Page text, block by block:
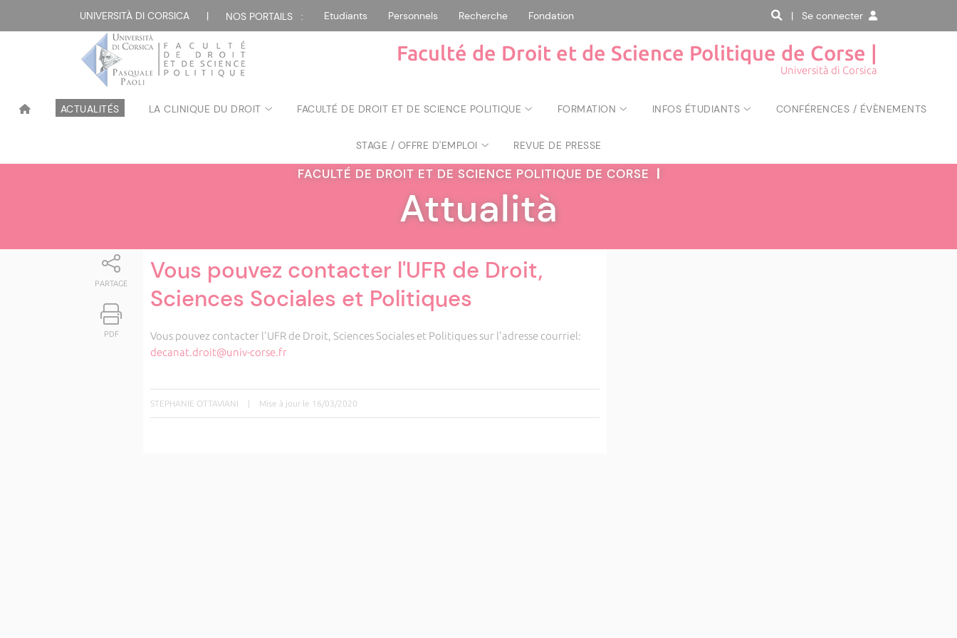
UNIVERSITÀ DI CORSICA | NOS PORTAILS : Etudiants Personnels Recherche Fondation | Se connecter
Faculté de Droit et de Science Politique de Corse |
Università di Corsica
ACTUALITÉS LA CLINIQUE DU DROIT FACULTÉ DE DROIT ET DE SCIENCE POLITIQUE FORMATION INFOS ÉTUDIANTS CONFÉRENCES / ÉVÈNEMENTS
STAGE / OFFRE D'EMPLOI REVUE DE PRESSE
FACULTÉ DE DROIT ET DE SCIENCE POLITIQUE DE CORSE |
Attualità
PARTAGE
PDF
Vous pouvez contacter l'UFR de Droit,
Sciences Sociales et Politiques
Vous pouvez contacter l'UFR de Droit, Sciences Sociales et Politiques sur l'adresse courriel:
decanat.droit@univ-corse.fr
STEPHANIE OTTAVIANI | Mise à jour le 16/03/2020